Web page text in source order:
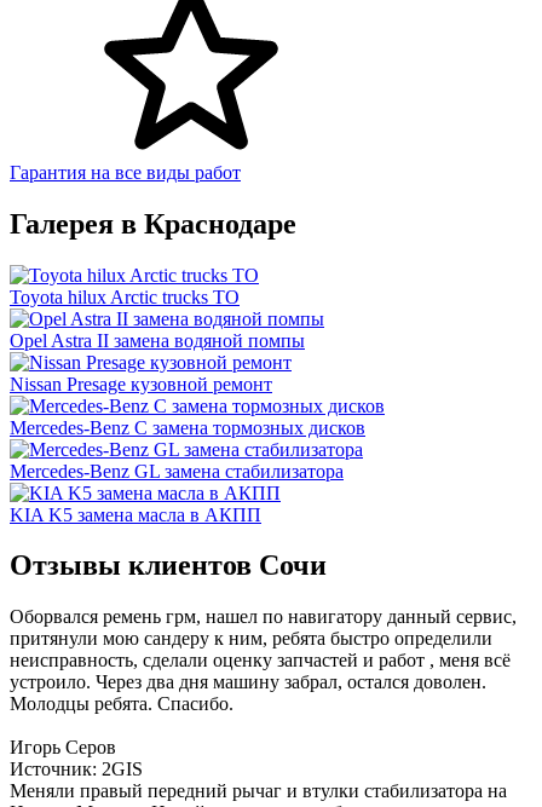
Гарантия на все виды работ
Галерея в Краснодаре
Toyota hilux Arctic trucks ТО
Opel Astra II замена водяной помпы
Nissan Presage кузовной ремонт
Mercedes-Benz C замена тормозных дисков
Mercedes-Benz GL замена стабилизатора
KIA K5 замена масла в АКПП
Отзывы клиентов Сочи
Оборвался ремень грм, нашел по навигатору данный сервис,
притянули мою сандеру к ним, ребята быстро определили
неисправность, сделали оценку запчастей и работ , меня всё
устроило. Через два дня машину забрал, остался доволен.
Молодцы ребята. Спасибо.
Игорь Серов
Источник: 2GIS
Меняли правый передний рычаг и втулки стабилизатора на